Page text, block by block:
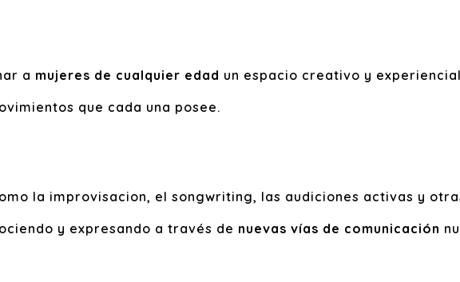
a mujeres de cualquier edad un espacio creativo y
que cada una posee.
la improvisacion, el songwriting, las audiciones activas y
y expresando a través de nuevas vías de comunicación